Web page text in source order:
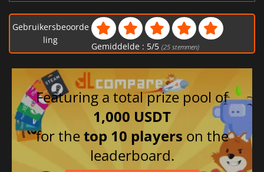
Gebruikersbeoorde
ling
Gemiddelde : 5/5 (25stemmen)
Featuring a total prize pool of
1,000 USDT
for thetop 10 players on the
leaderboard.